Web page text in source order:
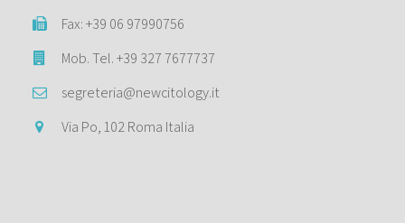
Fax: +39 06 97990756
Mob. Tel. +39 327 7677737
segreteria@newcitology.it
Via Po, 102 Roma Italia